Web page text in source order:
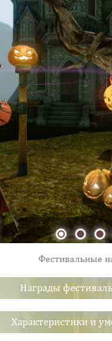
Фестивальные
Награды
Характеристики и